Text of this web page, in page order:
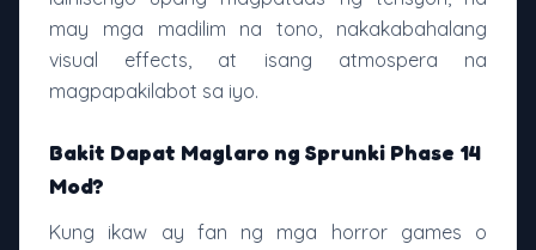
may mga madilim na tono, nakakabahalang
visual effects, at isang atmospera na
magpapakilabot sa iyo.
Bakit Dapat Maglaro ng Sprunki Phase 14
Mod?
Kung ikaw ay fan ng mga horror games o